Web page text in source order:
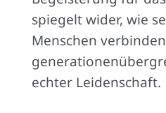
spiegelt wider, wie
Menschen
echter Leidenschaft.